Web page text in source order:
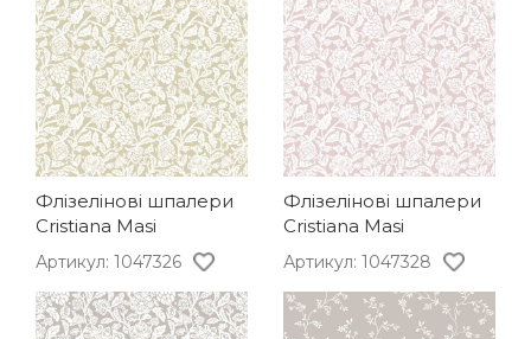
Флізелінові шпалери
Cristiana Masi
Артикул: 1047326
Флізелінові шпалери
Cristiana Masi
Артикул: 1047328